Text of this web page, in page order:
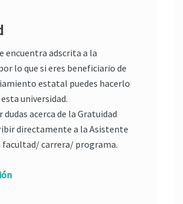
encuentra adscrita a la
lo que si eres beneficiario de
estatal puedes hacerlo
universidad.
dudas acerca de la Gratuidad
directamente a la Asistente
facultad/ carrera/ programa.